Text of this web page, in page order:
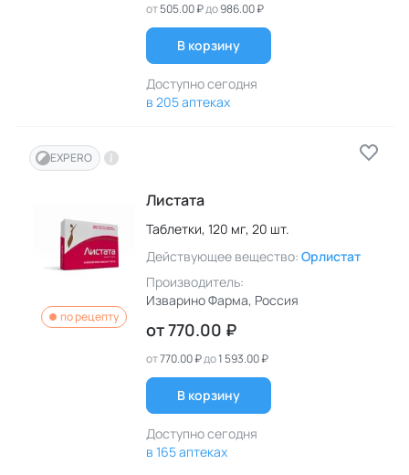
от505.00 ₽до986.00 ₽
В корзину
Доступно сегодня
в 205 аптеках
EXPERO
по рецепту
Листата
Таблетки, 120 мг, 20 шт.
Действующее вещество: Орлистат
Производитель:
Изварино Фарма, Россия
от770.00 ₽
от770.00 ₽до1 593.00 ₽
В корзину
Доступно сегодня
в 165 аптеках